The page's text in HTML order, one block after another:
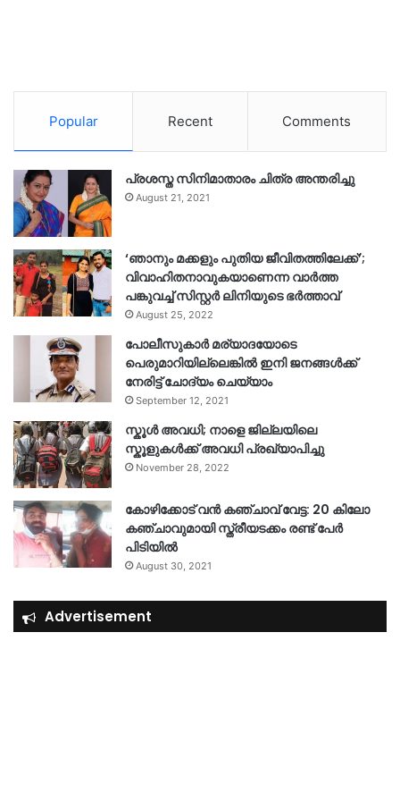
Popular Recent Comments
പ്രശസ്ത സിനിമാതാരം ചിത്ര അന്തരിച്ചു
August 21, 2021
‘ഞാനും മക്കളും പുതിയ ജീവിതത്തിലേക്ക്’;
വിവാഹിതനാവുകയാണെന്ന വാർത്ത
പങ്കുവച്ച് സിസ്റ്റർ ലിനിയുടെ ഭർത്താവ്
August 25, 2022
പോലീസുകാര്‍ മര്യാദയോടെ
പെരുമാറിയില്ലെങ്കില്‍ ഇനി ജനങ്ങള്‍ക്ക്
നേരിട്ട് ചോദ്യം ചെയ്യാം
September 12, 2021
സ്കൂൾ അവധി; നാളെ ജില്ലയിലെ
സ്കൂളുകൾക്ക് അവധി പ്രഖ്യാപിച്ചു
November 28, 2022
കോഴിക്കോട് വൻ കഞ്ചാവ് വേട്ട: 20 കിലോ
കഞ്ചാവുമായി സ്ത്രീയടക്കം രണ്ട് പേർ
പിടിയിൽ
August 30, 2021
Advertisement